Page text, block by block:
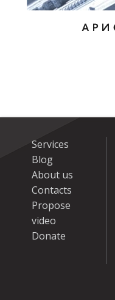
Services
Blog
About us
Contacts
Propose
video
Donate